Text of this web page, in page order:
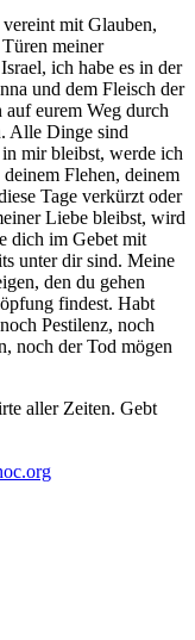
mit Glauben,
meiner
ich habe es in der
und dem Fleisch der
eurem Weg durch
Alle Dinge sind
mir bleibst, werde ich
Flehen, deinem
Tage verkürzt oder
Liebe bleibst, wird
dich im Gebet mit
unter dir sind. Meine
den du gehen
findest. Habt
Pestilenz, noch
noch der Tod mögen
aller Zeiten. Gebt